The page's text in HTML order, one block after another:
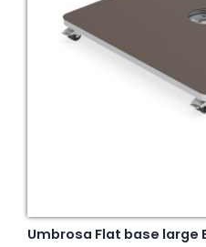
Umbrosa Flat base large